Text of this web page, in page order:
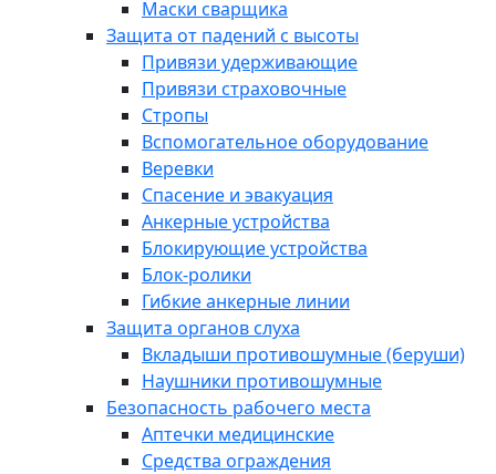
Маски сварщика
Защита от падений с высоты
Привязи удерживающие
Привязи страховочные
Стропы
Вспомогательное оборудование
Веревки
Спасение и эвакуация
Анкерные устройства
Блокирующие устройства
Блок-ролики
Гибкие анкерные линии
Защита органов слуха
Вкладыши противошумные (беруши)
Наушники противошумные
Безопасность рабочего места
Аптечки медицинские
Средства ограждения